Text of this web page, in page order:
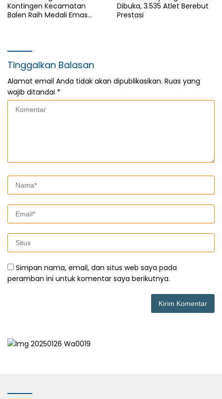
Kontingen Kecamatan
Balen Raih Medali Emas
Dibuka, 3.535 Atlet Berebut
Prestasi
Tinggalkan Balasan
Alamat email Anda tidak akan dipublikasikan. Ruas yang
wajib ditandai *
Simpan nama, email, dan situs web saya pada
peramban ini untuk komentar saya berikutnya.